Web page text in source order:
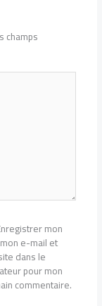
champs
mon
e-mail et
dans le
pour mon
commentaire.